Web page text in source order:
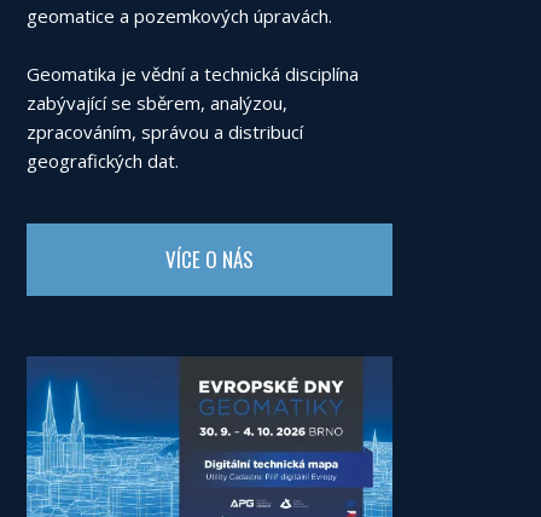
geomatice a pozemkových úpravách.
Geomatika je vědní a technická disciplína
zabývající se sběrem, analýzou,
zpracováním, správou a distribucí
geografických dat.
VÍCE O NÁS